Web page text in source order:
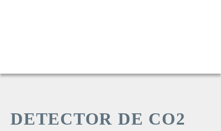
DETECTOR DE CO2